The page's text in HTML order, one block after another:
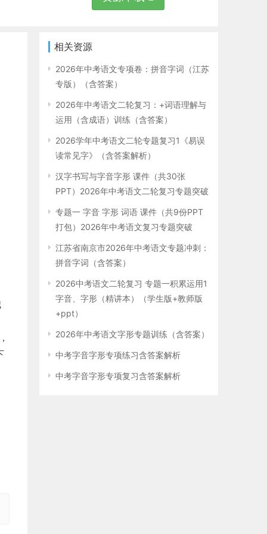
相关资源
2026年中考语文专项卷：拼音字词（江苏
专版）（含答案）
2026年中考语文二轮复习：+词语理解与
运用（含成语）训练（含答案）
2026学年中考语文二轮专题复习1《易误
读常见字》（含答案解析）
汉字书写与字音字形 课件（共30张
PPT）2026年中考语文二轮复习专题突破
专题一 字音 字形 词语 课件（共9份PPT
打包）2026年中考语文复习专题突破
江苏省南京市2026年中考语文专题冲刺：
拼音字词（含答案）
2026中考语文二轮复习 专题一积累运用1
字音、字形（精讲本）（学生版+教师版
+ppt）
2026年中考语文字形专题训练（含答案）
中考字音字形专项练习含答案解析
中考字音字形专项复习含答案解析